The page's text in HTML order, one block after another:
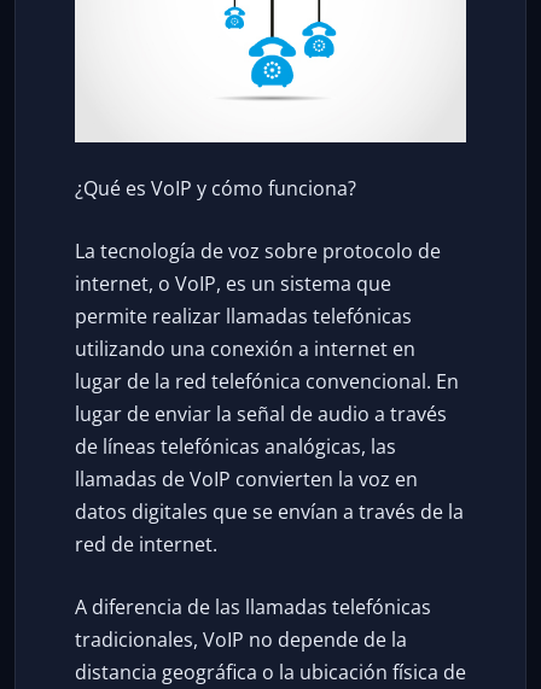
¿Qué es VoIP y cómo funciona?
La tecnología de voz sobre protocolo de
internet, o VoIP, es un sistema que
permite realizar llamadas telefónicas
utilizando una conexión a internet en
lugar de la red telefónica convencional. En
lugar de enviar la señal de audio a través
de líneas telefónicas analógicas, las
llamadas de VoIP convierten la voz en
datos digitales que se envían a través de la
red de internet.
A diferencia de las llamadas telefónicas
tradicionales, VoIP no depende de la
distancia geográfica o la ubicación física de